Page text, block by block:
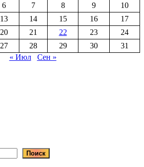
6 7 8 9
10
13 14 15 16
17
20 21 22 23
24
27 28 29 30
31
« Июл
Сен »
Поиск